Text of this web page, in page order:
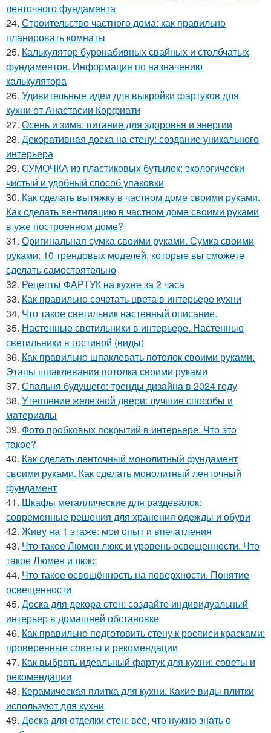
ленточного фундамента
24. Строительство частного дома: как правильно
планировать комнаты
25. Калькулятор буронабивных свайных и столбчатых
фундаментов. Информация по назначению
калькулятора
26. Удивительные идеи для выкройки фартуков для
кухни от Анастасии Корфиати
27. Осень и зима: питание для здоровья и энергии
28. Декоративная доска на стену: создание уникального
интерьера
29. СУМОЧКА из пластиковых бутылок: экологически
чистый и удобный способ упаковки
30. Как сделать вытяжку в частном доме своими руками.
Как сделать вентиляцию в частном доме своими руками
в уже построенном доме?
31. Оригинальная сумка своими руками. Сумка своими
руками: 10 трендовых моделей, которые вы сможете
сделать самостоятельно
32. Рецепты ФАРТУК на кухне за 2 часа
33. Как правильно сочетать цвета в интерьере кухни
34. Что такое светильник настенный описание.
35. Настенные светильники в интерьере. Настенные
светильники в гостиной (виды)
36. Как правильно шпаклевать потолок своими руками.
Этапы шпаклевания потолка своими руками
37. Спальня будущего: тренды дизайна в 2024 году
38. Утепление железной двери: лучшие способы и
материалы
39. Фото пробковых покрытий в интерьере. Что это
такое?
40. Как сделать ленточный монолитный фундамент
своими руками. Как сделать монолитный ленточный
фундамент
41. Шкафы металлические для раздевалок:
современные решения для хранения одежды и обуви
42. Живу на 1 этаже: мои опыт и впечатления
43. Что такое Люмен люкс и уровень освещенности. Что
такое Люмен и люкс
44. Что такое освещённость на поверхности. Понятие
освещенности
45. Доска для декора стен: создайте индивидуальный
интерьер в домашней обстановке
46. Как правильно подготовить стену к росписи красками:
проверенные советы и рекомендации
47. Как выбрать идеальный фартук для кухни: советы и
рекомендации
48. Керамическая плитка для кухни. Какие виды плитки
используют для кухни
49. Доска для отделки стен: всё, что нужно знать о